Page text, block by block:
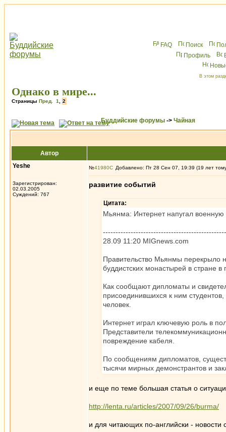
FAQ Поиск
Профиль
В этом
Однако в мире...
Страницы Пред. 1 2
Буддийские форумы -> Чайная
Автор
Yeshe
Зарегистрирован:
02.03.2005
Суждений: 767
№41980 Добавлено: Пт 28 Сен 07, 19:39 (19 лет
развитие событий
Цитата:
Мьянма: Интернет напугал военную
28.09 11:20 MIGnews.com
Правительство Мьянмы перекрыло
буддистских монастырей в стране
Как сообщают дипломаты и
присоединившихся к ним
человек.
Интернет играл ключевую роль в
Представители
повреждение кабеля.
По сообщениям дипломатов,
тысячи мирных демонстрантов и
и еще по теме большая статья о
http://lenta.ru/articles/2007/09/26/burma/
и для читающих по-английски - новости